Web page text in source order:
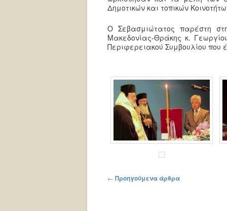
Δημοτικών και τοπικών
Ο Σεβασμιώτατος παρέστη
Μακεδονίας-Θράκης κ.
Περιφερειακού Συμβουλίου που
Πλοήγηση στα άρθρα
← Προηγούμενα άρθρα